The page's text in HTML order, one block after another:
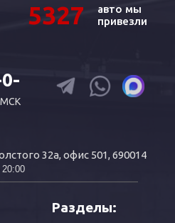
32а, офис 501, 690014
5327
авто мы
привезли
МСК
Разделы: